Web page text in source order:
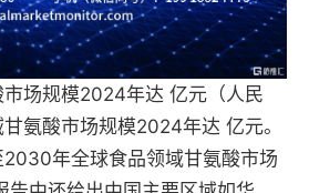
场规模2024年达 亿元（人民
氨酸市场规模2024年达 亿元。
2030年全球食品领域甘氨酸市场